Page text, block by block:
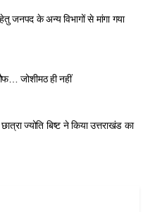
के अन्य विभागों से मांगा गया
जोशीमठ ही नहीं
ज्योति बिष्ट ने किया उत्तराखंड का